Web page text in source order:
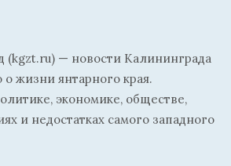
(kgzt.ru) — новости Калининграда
о жизни янтарного края.
экономике, обществе,
и недостатках самого западного